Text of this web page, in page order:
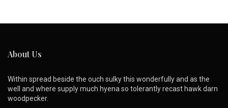
About Us
Within spread beside the ouch sulky this wonderfully and as the
well and where supply much hyena so tolerantly recast hawk darn
woodpecker.